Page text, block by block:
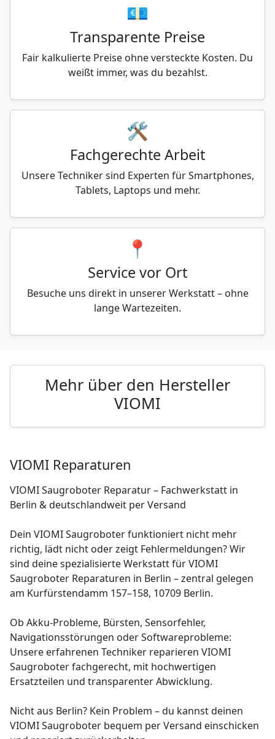
💶
Transparente Preise
Fair kalkulierte Preise ohne versteckte Kosten. Du
weißt immer, was du bezahlst.
🛠️
Fachgerechte Arbeit
Unsere Techniker sind Experten für Smartphones,
Tablets, Laptops und mehr.
📍
Service vor Ort
Besuche uns direkt in unserer Werkstatt – ohne
lange Wartezeiten.
Mehr über den Hersteller
VIOMI
VIOMI Reparaturen
VIOMI Saugroboter Reparatur – Fachwerkstatt in
Berlin & deutschlandweit per Versand
Dein VIOMI Saugroboter funktioniert nicht mehr
richtig, lädt nicht oder zeigt Fehlermeldungen? Wir
sind deine spezialisierte Werkstatt für VIOMI
Saugroboter Reparaturen in Berlin – zentral gelegen
am Kurfürstendamm 157–158, 10709 Berlin.
Ob Akku-Probleme, Bürsten, Sensorfehler,
Navigationsstörungen oder Softwareprobleme:
Unsere erfahrenen Techniker reparieren VIOMI
Saugroboter fachgerecht, mit hochwertigen
Ersatzteilen und transparenter Abwicklung.
Nicht aus Berlin? Kein Problem – du kannst deinen
VIOMI Saugroboter bequem per Versand einschicken